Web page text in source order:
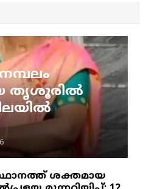
തൃശൂരിൽ
ശക്തമായ